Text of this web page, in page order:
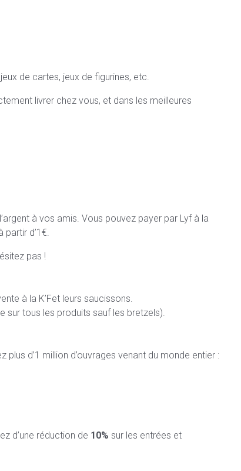
de cartes, jeux de figurines, etc.
livrer chez vous, et dans les meilleures
à vos amis. Vous pouvez payer par Lyf à la
partir d’1€.
pas !
à la K’Fet leurs saucissons.
sur tous les produits sauf les bretzels).
d’1 million d’ouvrages venant du monde entier :
d’une réduction de 10% sur les entrées et